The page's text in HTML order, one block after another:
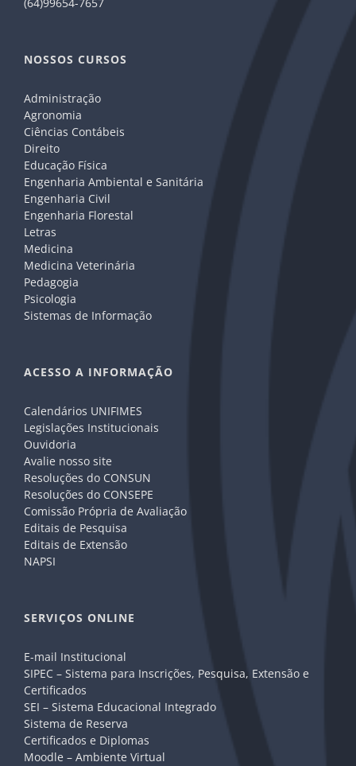
NOSSOS CURSOS
Administração
Agronomia
Ciências Contábeis
Direito
Educação Física
Engenharia Ambiental e Sanitária
Engenharia Civil
Engenharia Florestal
Letras
Medicina
Medicina Veterinária
Pedagogia
Psicologia
Sistemas de Informação
ACESSO A INFORMAÇÃO
Calendários UNIFIMES
Legislações Institucionais
Ouvidoria
Avalie nosso site
Resoluções do CONSUN
Resoluções do CONSEPE
Comissão Própria de Avaliação
Editais de Pesquisa
Editais de Extensão
NAPSI
SERVIÇOS ONLINE
E-mail Institucional
SIPEC – Sistema para Inscrições, Pesquisa, Extensão e
Certificados
SEI – Sistema Educacional Integrado
Sistema de Reserva
Certificados e Diplomas
Moodle – Ambiente Virtual